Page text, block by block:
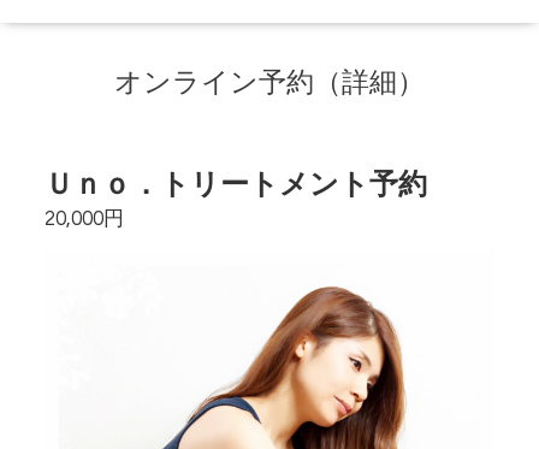
オンライン予約（詳細）
Ｕｎｏ．トリートメント予約
20,000円